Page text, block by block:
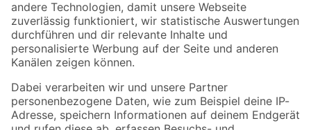
Zur Newsletter Anmeldung
Folge uns
Zahlungsarten Versandarten